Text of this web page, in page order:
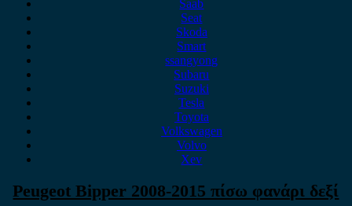
Saab
Seat
Skoda
Smart
ssangyong
Subaru
Suzuki
Tesla
Toyota
Volkswagen
Volvo
Xev
Peugeot Bipper 2008-2015 πίσω φανάρι δεξί